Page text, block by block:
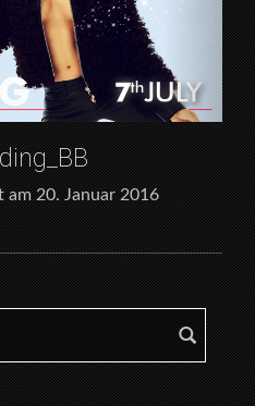
am 20. Januar 2016